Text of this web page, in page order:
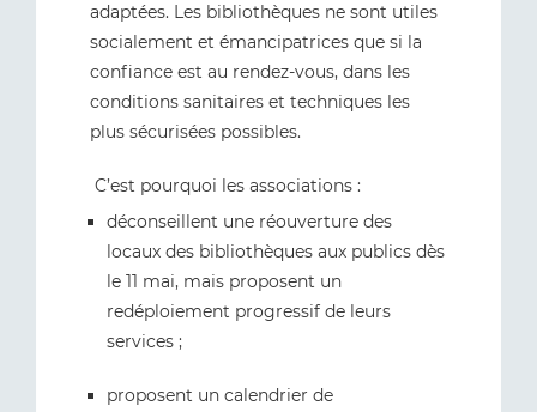
adaptées. Les bibliothèques ne sont utiles
socialement et émancipatrices que si la
confiance est au rendez-vous, dans les
conditions sanitaires et techniques les
plus sécurisées possibles.
C’est pourquoi les associations :
déconseillent une réouverture des
locaux des bibliothèques aux publics dès
le 11 mai, mais proposent un
redéploiement progressif de leurs
services ;
proposent un calendrier de